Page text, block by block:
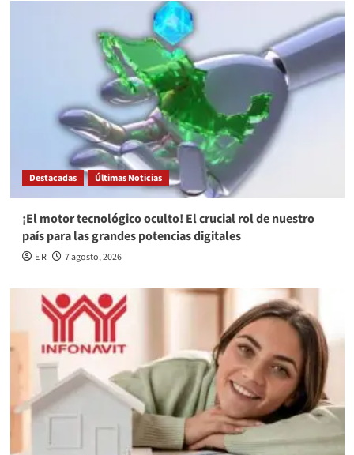
Destacadas Últimas Noticias
¡El motor tecnológico oculto! El crucial rol de nuestro
país para las grandes potencias digitales
E R 7 agosto, 2026